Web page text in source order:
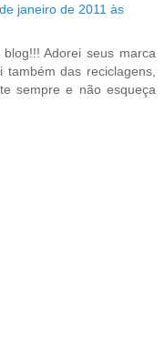
janeiro de 2011 às
Adorei seus marca
das reciclagens,
sempre e não esqueça